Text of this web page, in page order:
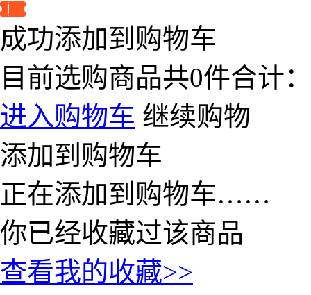
成功添加到购物车
目前选购商品共0件合计：
进入购物车 继续购物
添加到购物车
正在添加到购物车……
你已经收藏过该商品
查看我的收藏>>